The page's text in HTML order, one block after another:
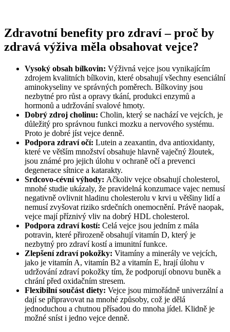
Zdravotní benefity pro zdraví – proč by
zdravá výživa měla obsahovat vejce?
Vysoký obsah bílkovin: Výživná vejce jsou vynikajícím
zdrojem kvalitních bílkovin, které obsahují všechny esenciální
aminokyseliny ve správných poměrech. Bílkoviny jsou
nezbytné pro růst a opravy tkání, produkci enzymů a
hormonů a udržování svalové hmoty.
Dobrý zdroj cholinu: Cholin, který se nachází ve vejcích, je
důležitý pro správnou funkci mozku a nervového systému.
Proto je dobré jíst vejce denně.
Podpora zdraví očí: Lutein a zeaxantin, dva antioxidanty,
které ve větším množství obsahuje hlavně vaječný žloutek,
jsou známé pro jejich úlohu v ochraně očí a prevenci
degenerace sítnice a katarakty.
Srdcovo-cévní výhody: Ačkoliv vejce obsahují cholesterol,
mnohé studie ukázaly, že pravidelná konzumace vajec nemusí
negativně ovlivnit hladinu cholesterolu v krvi u většiny lidí a
nemusí zvyšovat riziko srdečních onemocnění. Právě naopak,
vejce mají příznivý vliv na dobrý HDL cholesterol.
Podpora zdraví kostí: Celá vejce jsou jedním z mála
potravin, které přirozeně obsahují vitamín D, který je
nezbytný pro zdraví kostí a imunitní funkce.
Zlepšení zdraví pokožky: Vitamíny a minerály ve vejcích,
jako je vitamín A, vitamín B2 a vitamín E, hrají úlohu v
udržování zdraví pokožky tím, že podporují obnovu buněk a
chrání před oxidačním stresem.
Flexibilní součást diety: Vejce jsou mimořádně univerzální a
dají se připravovat na mnohé způsoby, což je dělá
jednoduchou a chutnou přísadou do mnoha jídel. Klidně je
možné sníst i jedno vejce denně.